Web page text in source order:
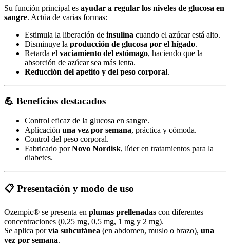
Su función principal es ayudar a regular los niveles de glucosa en
sangre. Actúa de varias formas:
Estimula la liberación de insulina cuando el azúcar está alto.
Disminuye la producción de glucosa por el hígado.
Retarda el vaciamiento del estómago, haciendo que la
absorción de azúcar sea más lenta.
Reducción del apetito y del peso corporal.
💪 Beneficios destacados
Control eficaz de la glucosa en sangre.
Aplicación una vez por semana, práctica y cómoda.
Control del peso corporal.
Fabricado porNovo Nordisk, líder en tratamientos para la
diabetes.
📋 Presentación y modo de uso
Ozempic® se presenta en plumas prellenadas con diferentes
concentraciones (0,25 mg, 0,5 mg, 1 mg y 2 mg).
Se aplica porvía subcutánea (en abdomen, muslo o brazo), una
vez por semana.